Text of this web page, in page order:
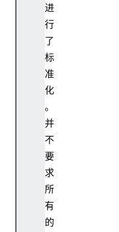
进
行
了
标
准
化
。
并
不
要
求
所
有
的